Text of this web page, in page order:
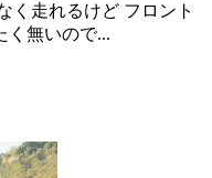
く走れるけど フロント
く無いので...